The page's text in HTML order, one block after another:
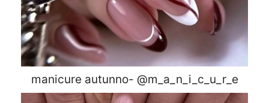
manicure autunno- @m_a_n_i_c_u_r_e